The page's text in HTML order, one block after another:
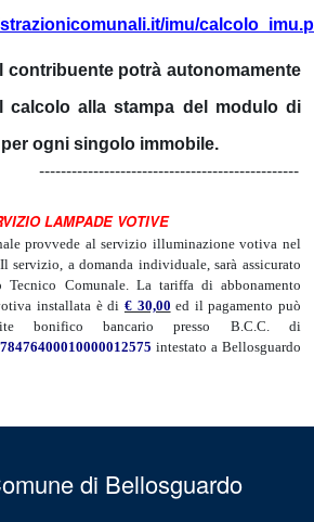
imu/
contribuente potrà autonomamente
calcolo alla stampa del modulo di
ogni singolo immobile.
LAMPADE VOTIVE
provvede al servizio illuminazione votiva nel
servizio, a domanda individuale, sarà assicurato
Comunale. La tariffa di abbonamento
installata è di € 30,00 ed il pagamento può
bonifico bancario presso B.C.C. di
intestato a Bellosguardo
di Bellosguardo